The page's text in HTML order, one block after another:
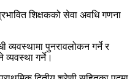
शिक्षकको सेवा अवधि गणना
व्यवस्थामा पुनरावलोकन गर्ने र
गर्ने।